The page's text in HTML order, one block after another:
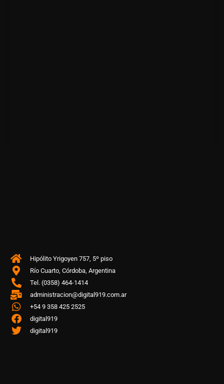
Hipólito Yrigoyen 757, 5º piso
Río Cuarto, Córdoba, Argentina
Tel. (0358) 464-1414
administracion@digital919.com.ar
+54 9 358 425 2525
digital919
digital919